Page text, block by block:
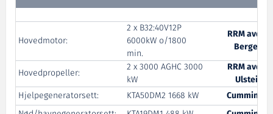
Hovedmotor:
2 x B32:40V12P
6000kW o/1800
min.
RRM avd.
Bergen
Hovedpropeller:
2 x 3000 AGHC 3000
kW
RRM avd.
Ulstein
Hjelpegeneratorsett:
KTA50DM2 1668 kW
Cummins